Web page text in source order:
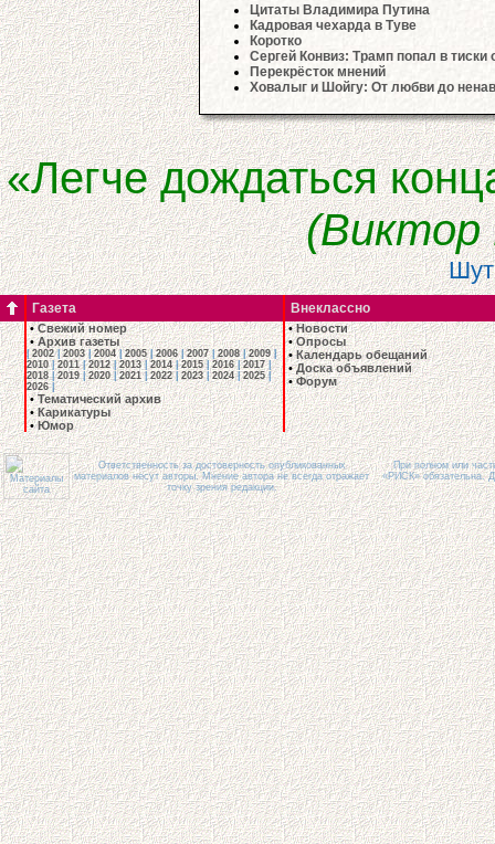
Цитаты Владимира Путина
Кадровая чехарда в Туве
Коротко
Сергей Конвиз: Трамп попал в тиски
Перекрёсток мнений
Ховалыг и Шойгу: От любви до
«Легче дождаться
(Виктор
Газета Внеклассно
•Свежий номер
•Архив газеты
|2002|2003|2004|2005|2006|2007|2008|2009|
2010|2011|2012|2013|2014|2015|2016|2017|
2018|2019|2020|2021|2022|2023|2024|2025|
2026|
•Тематический архив
•Карикатуры
•Юмор
•Новости
•Опросы
•Календарь обещаний
•Доска объявлений
•Форум
Ответственность за достоверность опубликованных
материалов несут авторы. Мнение автора не всегда отражает
точку зрения редакции.
При полном или
«РИСК» обязательна.